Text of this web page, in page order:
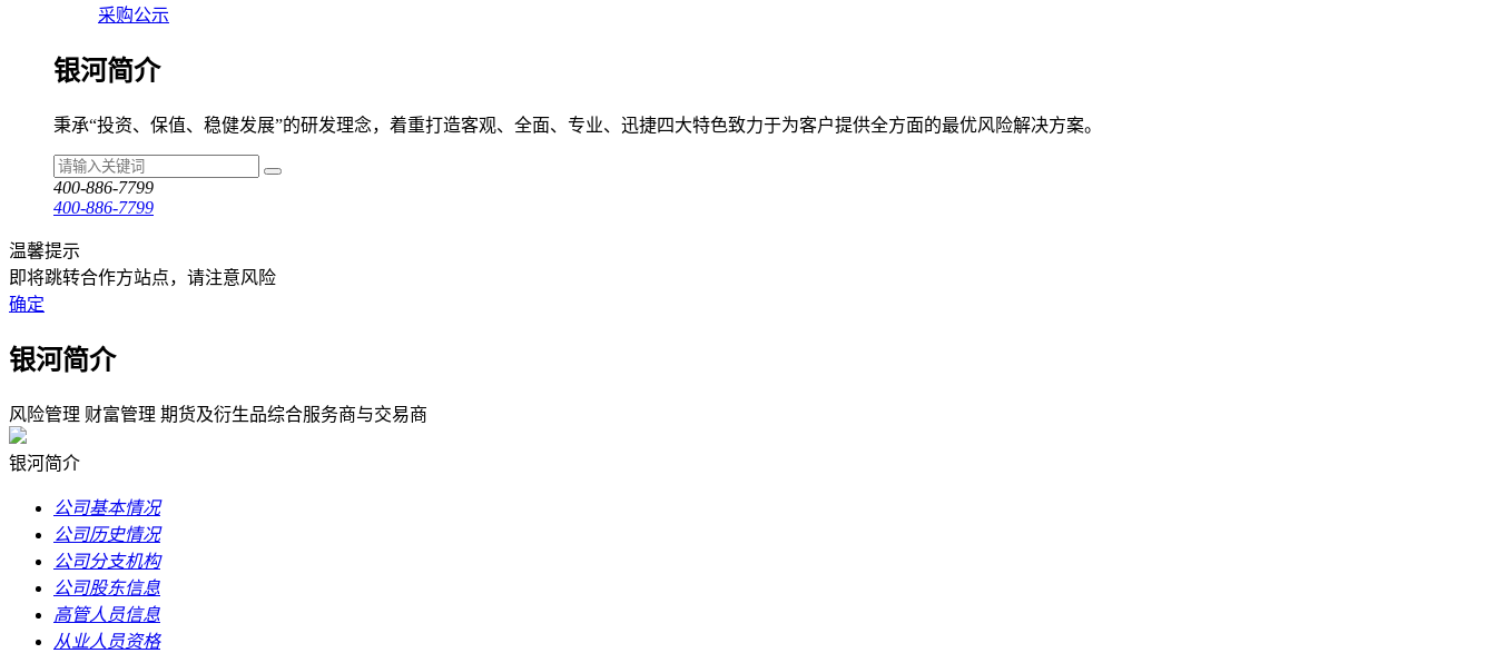
采购公示
银河简介
秉承“投资、保值、稳健发展”的研发理念，着重打造客观、全面、专业、迅捷四大特色致力于为客户提供全方面的最优风险解决方案。
400-886-7799
400-886-7799
温馨提示
即将跳转合作方站点，请注意风险
确定
银河简介
风险管理 财富管理 期货及衍生品综合服务商与交易商
银河简介
公司基本情况
公司历史情况
公司分支机构
公司股东信息
高管人员信息
从业人员资格